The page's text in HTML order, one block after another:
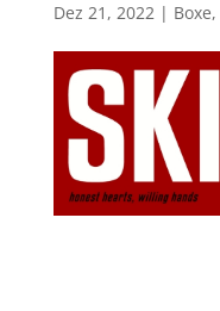
Dez 21, 2022| Boxe,